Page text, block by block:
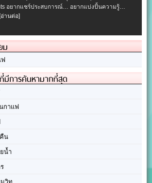
อยากแชร์ประสบการณ์… อยากแบ่งปั้นความรู้…
านต่อ]
ม
มีการค้นหามากที่สุด
กาแฟ
น
น้ำ